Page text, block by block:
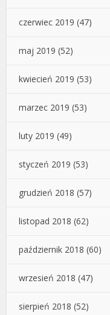
czerwiec 2019 (47)
maj 2019 (52)
kwiecień 2019 (53)
marzec 2019 (53)
luty 2019 (49)
styczeń 2019 (53)
grudzień 2018 (57)
listopad 2018 (62)
październik 2018 (60)
wrzesień 2018 (47)
sierpień 2018 (52)